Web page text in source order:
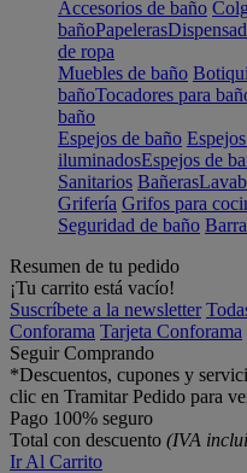
Accesorios de baño
bañoPapeleras
de ropa
Muebles de baño
bañoTocadores para
baño
Espejos de baño
iluminadosEspejos de
Sanitarios Bañeras
Grifería Grifos para
Seguridad de baño
Resumen de tu pedido
¡Tu carrito está vacío!
Suscríbete a la newsletter
Conforama Tarjeta Conforama
Seguir Comprando
*Descuentos, cupones y
clic en Tramitar Pedido para
Pago 100% seguro
Total con descuento (IVA
Ir Al Carrito